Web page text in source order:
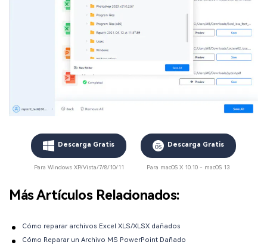
Descarga Gratis
Para Windows XP/Vista/7/8/10/11
Descarga Gratis
Para macOS X 10.10 - macOS 13
Más Artículos Relacionados:
Cómo reparar archivos Excel XLS/XLSX dañados
Cómo Reparar un Archivo MS PowerPoint Dañado